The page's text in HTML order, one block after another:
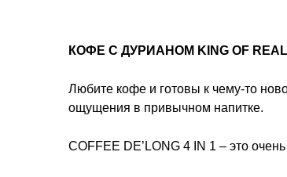
КОФЕ С ДУРИАНОМ KING OF REAL
Любите кофе и готовы к чему-то
ощущения в привычном напитке.
COFFEE DE’LONG 4 IN 1 – это